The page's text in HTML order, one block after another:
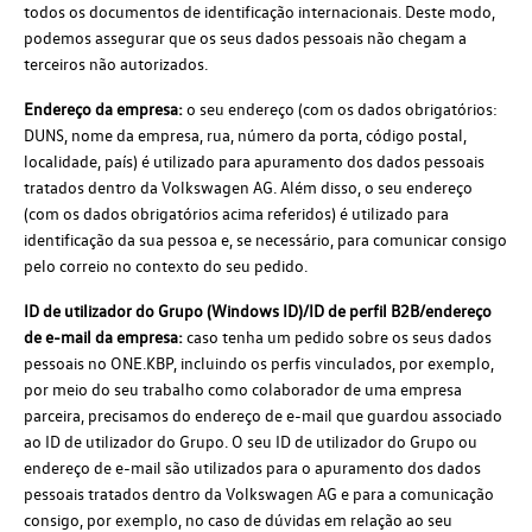
todos os documentos de identificação internacionais. Deste modo,
podemos assegurar que os seus dados pessoais não chegam a
terceiros não autorizados.
Endereço da empresa:o seu endereço (com os dados obrigatórios:
DUNS, nome da empresa, rua, número da porta, código postal,
localidade, país) é utilizado para apuramento dos dados pessoais
tratados dentro da Volkswagen AG. Além disso, o seu endereço
(com os dados obrigatórios acima referidos) é utilizado para
identificação da sua pessoa e, se necessário, para comunicar consigo
pelo correio no contexto do seu pedido.
ID de utilizador do Grupo (Windows ID)/ID de perfil B2B/endereço
de e-mail da empresa:caso tenha um pedido sobre os seus dados
pessoais no ONE.KBP, incluindo os perfis vinculados, por exemplo,
por meio do seu trabalho como colaborador de uma empresa
parceira, precisamos do endereço de e-mail que guardou associado
ao ID de utilizador do Grupo. O seu ID de utilizador do Grupo ou
endereço de e-mail são utilizados para o apuramento dos dados
pessoais tratados dentro da Volkswagen AG e para a comunicação
consigo, por exemplo, no caso de dúvidas em relação ao seu